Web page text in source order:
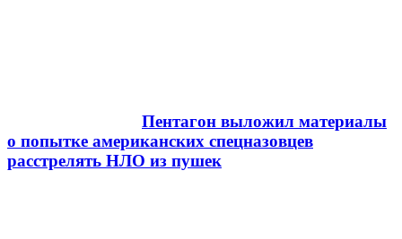
Пентагон выложил материалы
о попытке американских спецназовцев
расстрелять НЛО из пушек